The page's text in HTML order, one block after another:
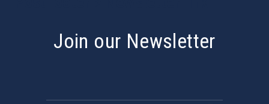
Join our Newsletter